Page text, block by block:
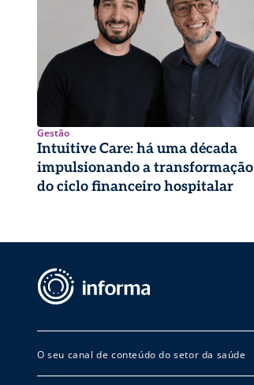
Gestão
Intuitive Care: há uma década
impulsionando a transformação
do ciclo financeiro hospitalar
O seu canal de conteúdo do setor da saúde